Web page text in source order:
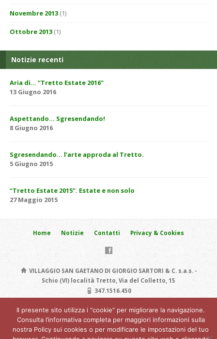
Novembre 2013 (1)
Ottobre 2013 (1)
Notizie recenti
Aria di… “Tretto Estate 2016”
13 Giugno 2016
Aspettando… Sgresendando!
8 Giugno 2016
Sgresendando… l’arte approda al Tretto.
5 Giugno 2015
“Tretto Estate 2015”. Estate e non solo
27 Maggio 2015
Home Notizie Contatti Privacy & Cookies
VILLAGGIO SAN GAETANO DI GIORGIO SARTORI & C. s.a.s. -
Schio (VI) località Tretto, Via del Colletto, 15
347.1516.450
Modulo contatto
Copyright © 2026 Villaggio San Gaetano. P.IVA: 03774900272 / C.F:
03774900272
Il presente sito utilizza i "cookie" per migliorare la navigazione.
Consulta l’informativa completa per maggiori informazioni sulla
nostra Policy sui cookies o per modificare le impostazioni del tuo